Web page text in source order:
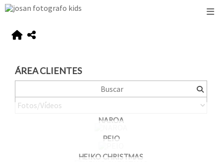
ÁREA CLIENTES
NAROA
PEIO
HEIKO CHRISTMAS